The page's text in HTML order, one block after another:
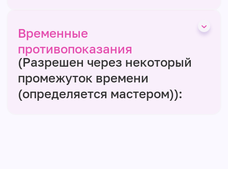
Временные
противопоказания
(Разрешен через некоторый
промежуток времени
(определяется мастером)):